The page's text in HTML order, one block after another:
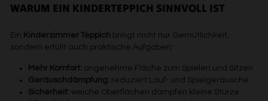
WARUM EIN KINDERTEPPICH SINNVOLL IST
Ein Kinderzimmer Teppich bringt nicht nur Gemütlichkeit,
sondern erfüllt auch praktische Aufgaben:
Mehr Komfort: angenehme Fläche zum Spielen und Sitzen
Geräuschdämpfung: reduziert Lauf- und Spielgeräusche
Sicherheit: weiche Oberflächen dämpfen kleine Stürze